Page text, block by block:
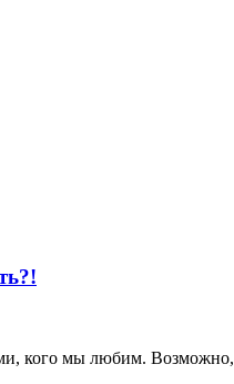
кого мы любим. Возможно,